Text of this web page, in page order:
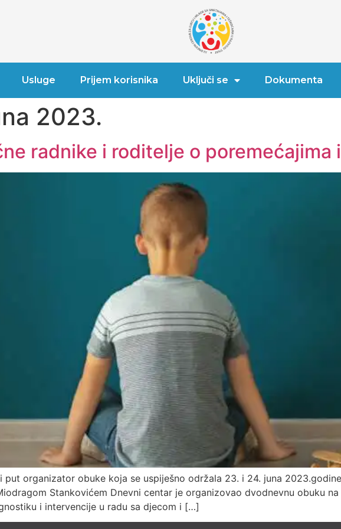
Usluge Prijem korisnika Uključi se Dokumenta
2023.
radnike i roditelje o poremećajima
put organizator obuke koja se uspiješno održala 23. i 24. juna
Stankovićem Dnevni centar je organizovao dvodnevnu obuku
i intervencije u radu sa djecom i […]